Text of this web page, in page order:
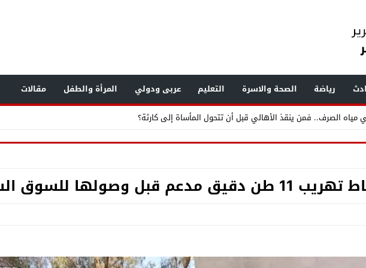
رياضة الصحة والاسرة التعليم عربى ودولي المرأة والطفل مقالات
ومخازن الخردة ويرصد مخالفات بناء وإشغالات بالهرم والعمرانية
يضع طرابزون سبور تحت أنظار العالم
للسوق السوداء!